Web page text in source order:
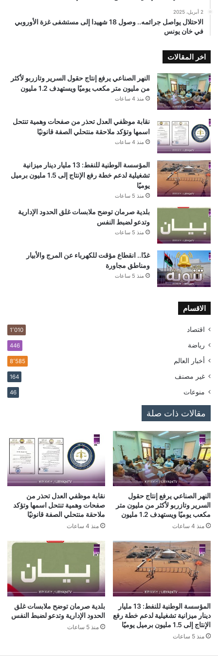
2 أبريل، 2025
الاحتلال يواصل جرائمه.. وصول 18 شهيدا إلى مستشفى غزة الأوروبي
في خان يونس
اخر المقالات
النهر الصناعي يرفع إنتاج حقول السرير وتازربو لأكثر
من مليون متر مكعب يوميًا ويستهدف 1.2 مليون
منذ 4 ساعات
نقابة موظفي العدل تحذر من صفحات وهمية تنتحل
اسمها وتؤكد ملاحقة منتحلي الصفة قانونيًا
منذ 4 ساعات
المؤسسة الوطنية للنفط: 13 مليار دينار ميزانية
تشغيلية لدعم خطة رفع الإنتاج إلى 1.5 مليون برميل
يوميًا
منذ 5 ساعات
بلدية صرمان توضح ملابسات غلق الحدود الإدارية
وتدعو لضبط النفس
منذ 5 ساعات
غدًا.. انقطاع مؤقت للكهرباء عن المرج والأبيار
ومناطق مجاورة
منذ 5 ساعات
الاقسام
اقتصاد 1٬010
رياضة 446
أخبار العالم 8٬585
غير مصنف 164
منوعات 46
مقالات ذات صلة
النهر الصناعي يرفع إنتاج حقول
السرير وتازربو لأكثر من مليون متر
مكعب يوميًا ويستهدف 1.2 مليون
منذ 4 ساعات
نقابة موظفي العدل تحذر من
صفحات وهمية تنتحل اسمها وتؤكد
ملاحقة منتحلي الصفة قانونيًا
منذ 4 ساعات
المؤسسة الوطنية للنفط: 13 مليار
دينار ميزانية تشغيلية لدعم خطة رفع
الإنتاج إلى 1.5 مليون برميل يوميًا
منذ 5 ساعات
بلدية صرمان توضح ملابسات غلق
الحدود الإدارية وتدعو لضبط النفس
منذ 5 ساعات